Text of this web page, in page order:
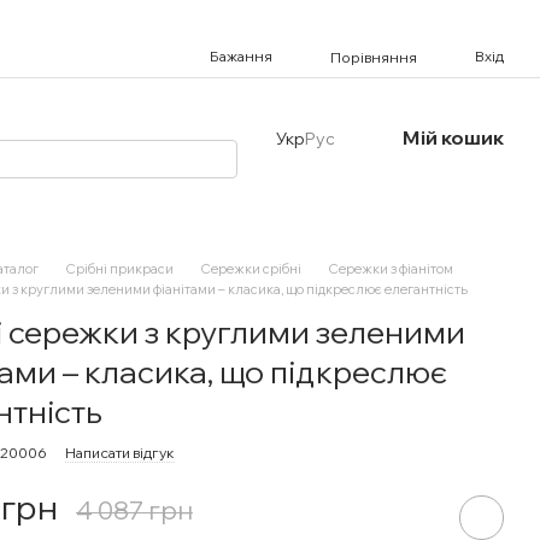
Бажання Порівняння Вхід
УкрРус Мій кошик
Срібні прикраси Сережки срібні
Сережки з фіанітом
з круглими зеленими фіанітами – класика, що підкреслює елегантність
сережки з круглими зеленими
– класика, що підкреслює
Написати відгук
4 087 грн